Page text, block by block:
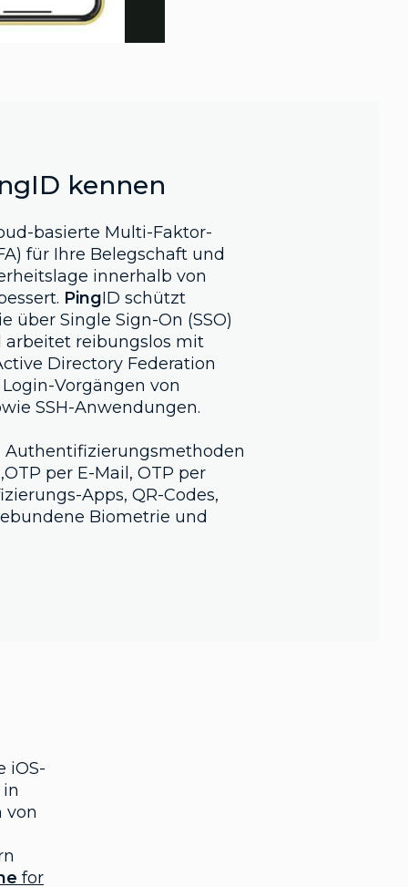
kennen
basierte Multi-Faktor-
für Ihre Belegschaft und
innerhalb von
PingID schützt
über Single Sign-On (SSO)
arbeitet reibungslos mit
Directory Federation
Login-Vorgängen von
SSH-Anwendungen.
per E-Mail, OTP per
Apps, QR-Codes,
Biometrie und
iOS-
von
for